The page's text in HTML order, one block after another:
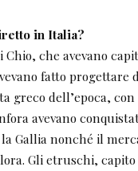
in Italia?
Chio, che avevano
fatto progettare
greco dell’epoca,
avevano
la Gallia nonché il
Gli etruschi, capito